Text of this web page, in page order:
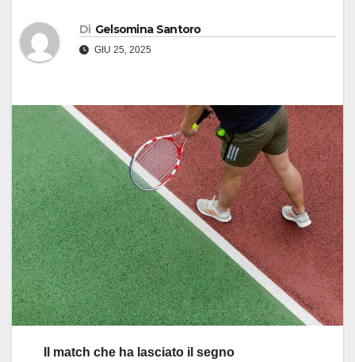
Di Gelsomina Santoro
GIU 25, 2025
Il match che ha lasciato il segno